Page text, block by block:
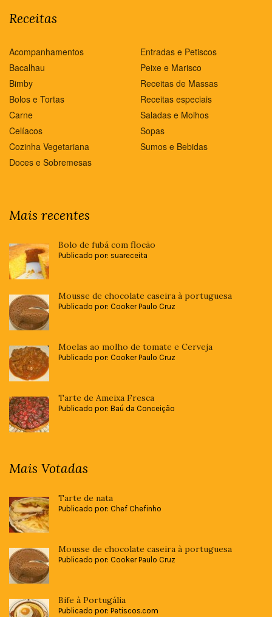
Receitas
Acompanhamentos
Bacalhau
Bimby
Bolos e Tortas
Carne
Celíacos
Cozinha Vegetariana
Doces e Sobremesas
Entradas e Petiscos
Peixe e Marisco
Receitas de Massas
Receitas especiais
Saladas e Molhos
Sopas
Sumos e Bebidas
Mais recentes
Bolo de fubá com flocão
Publicado por: suareceita
Mousse de chocolate caseira à portuguesa
Publicado por: Cooker Paulo Cruz
Moelas ao molho de tomate e Cerveja
Publicado por: Cooker Paulo Cruz
Tarte de Ameixa Fresca
Publicado por: Baú da Conceição
Mais Votadas
Tarte de nata
Publicado por: Chef Chefinho
Mousse de chocolate caseira à portuguesa
Publicado por: Cooker Paulo Cruz
Bife à Portugália
Publicado por: Petiscos.com